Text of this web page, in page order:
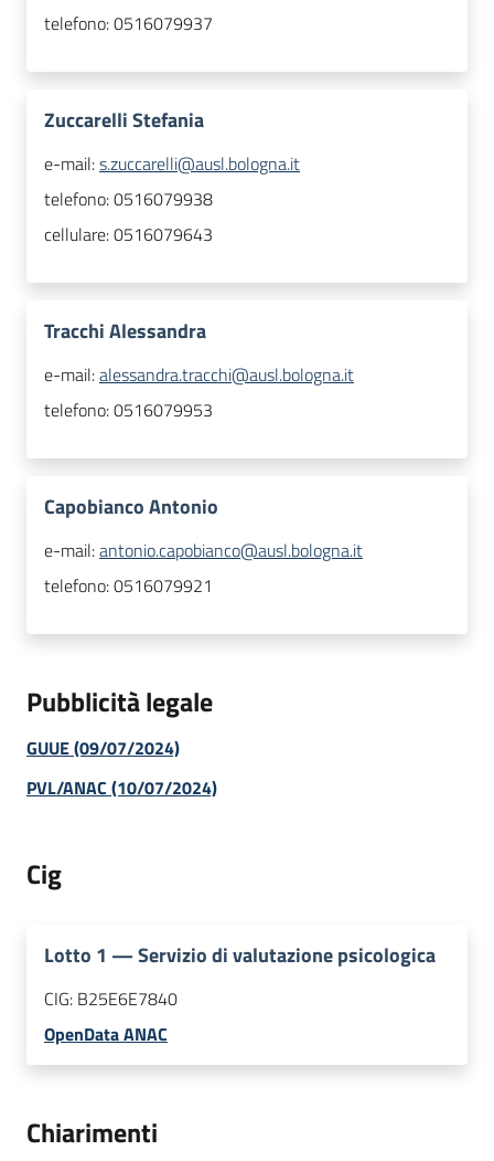
telefono:0516079937
Zuccarelli Stefania
e-mail:s.zuccarelli@ausl.bologna.it
telefono:0516079938
cellulare:0516079643
Tracchi Alessandra
e-mail:alessandra.tracchi@ausl.bologna.it
telefono:0516079953
Capobianco Antonio
e-mail:antonio.capobianco@ausl.bologna.it
telefono:0516079921
Pubblicità legale
GUUE (09/07/2024)
PVL/ANAC (10/07/2024)
Cig
Lotto 1 —Servizio di valutazione psicologica
CIG: B25E6E7840
OpenData ANAC
Chiarimenti